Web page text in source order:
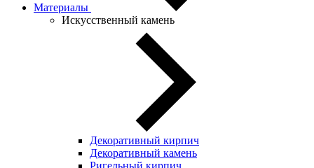
Материалы
Искусственный камень
Декоративный кирпич
Декоративный камень
Ригельный кирпич